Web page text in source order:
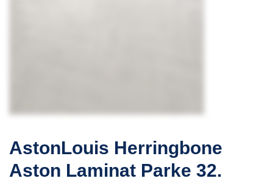
AstonLouis Herringbone
Aston Laminat Parke 32.